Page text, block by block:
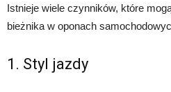
Istnieje wiele czynników, które
bieżnika w oponach
1. Styl jazdy